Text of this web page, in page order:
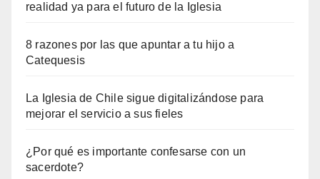
realidad ya para el futuro de la Iglesia
8 razones por las que apuntar a tu hijo a
Catequesis
La Iglesia de Chile sigue digitalizándose para
mejorar el servicio a sus fieles
¿Por qué es importante confesarse con un
sacerdote?